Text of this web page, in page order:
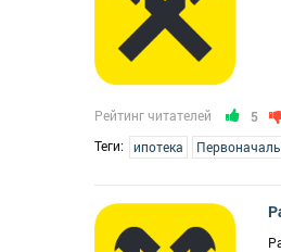
Рейтинг читателей 5
Теги:
ипотека